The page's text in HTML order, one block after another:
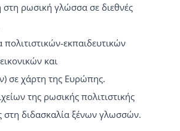
στη ρωσική γλώσσα σε διεθνές
πολιτιστικών-εκπαιδευτικών
και
σε χάρτη της Ευρώπης.
της ρωσικής πολιτιστικής
στη διδασκαλία ξένων γλωσσών.